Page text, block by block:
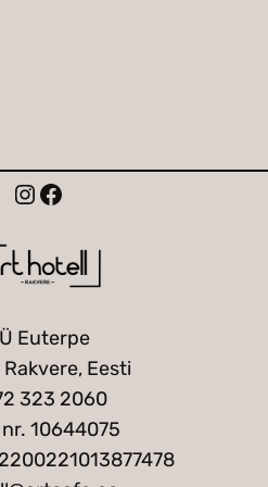
InstagramFacebook
Euterpe
Rakvere, Eesti
323 2060
10644075